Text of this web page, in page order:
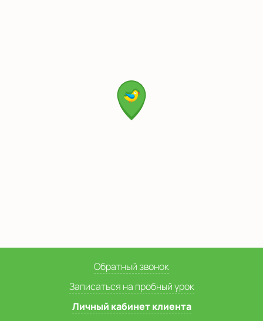
Обратный звонок
Записаться на пробный урок
Личный кабинет клиента